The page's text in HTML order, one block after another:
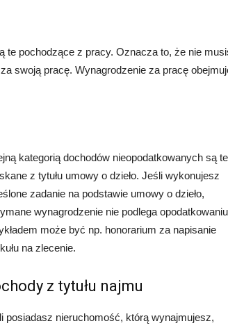
te pochodzące z pracy. Oznacza to, że nie
swoją pracę. Wynagrodzenie za pracę
kategorią dochodów nieopodatkowanych są te
z tytułu umowy o dzieło. Jeśli wykonujesz
zadanie na podstawie umowy o dzieło,
wynagrodzenie nie podlega
może być np. honorarium za napisanie
na zlecenie.
z tytułu najmu
posiadasz nieruchomość, którą wynajmujesz,